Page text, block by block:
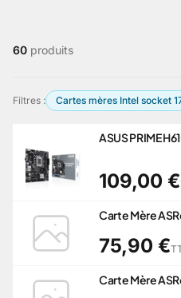
60 produits
Filtres : Cartes mères Intel socket
ASUS PRIME
109,00 €
Carte Mère
75,90 €
Carte Mère